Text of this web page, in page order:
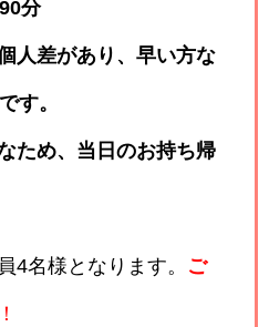
分
があり、早い方な
す。
ため、当日のお持ち帰
4名様となります。 ご